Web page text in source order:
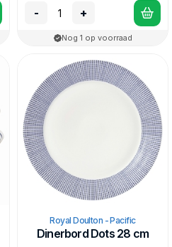
- +
Nog 1 op voorraad
Royal Doulton - Pacific
Dinerbord Dots 28 cm